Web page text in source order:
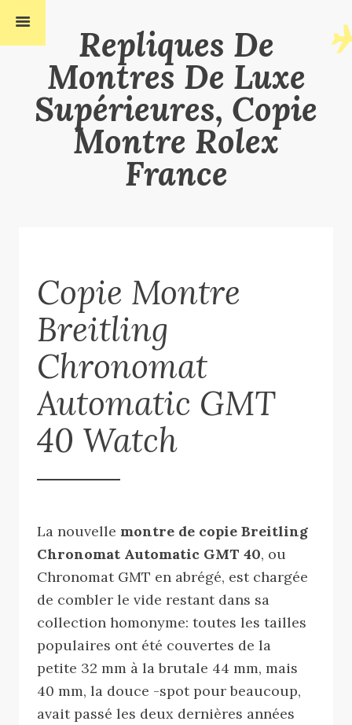
Repliques De
Montres De Luxe
Supérieures, Copie
Montre Rolex
France
Copie Montre
Breitling
Chronomat
Automatic GMT
40 Watch
La nouvelle montre de copie Breitling
Chronomat Automatic GMT 40, ou
Chronomat GMT en abrégé, est chargée
de combler le vide restant dans sa
collection homonyme: toutes les tailles
populaires ont été couvertes de la
petite 32 mm à la brutale 44 mm, mais
40 mm, la douce -spot pour beaucoup,
avait passé les deux dernières années